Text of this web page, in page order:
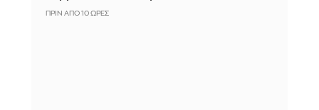
ΠΡΙΝ ΑΠΌ 10 ΏΡΕΣ